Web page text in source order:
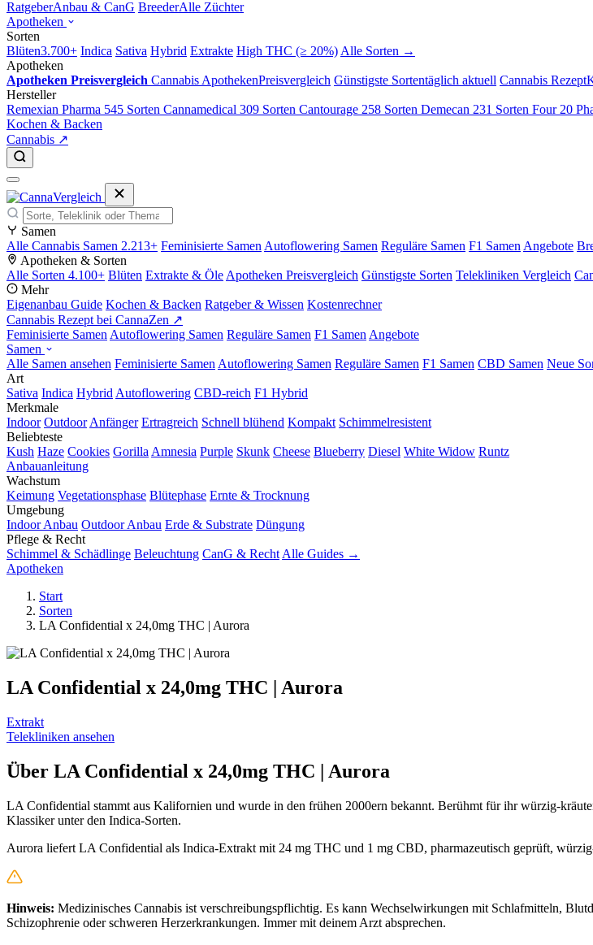
RatgeberAnbau & CanG BreederAlle Züchter
Apotheken
Sorten
Blüten3.700+ Indica Sativa Hybrid Extrakte High THC (≥ 20%) Alle Sorten →
Apotheken
Apotheken Preisvergleich Cannabis ApothekenPreisvergleich Günstigste Sortentäglich aktuell Cannabis Rezept
Hersteller
Remexian Pharma 545 Sorten Cannamedical 309 Sorten Cantourage 258 Sorten Demecan 231 Sorten Four 20
Kochen & Backen
Cannabis ↗
Samen
Alle Cannabis Samen 2.213+ Feminisierte Samen Autoflowering Samen Reguläre Samen F1 Samen Angebote
Apotheken & Sorten
Alle Sorten 4.100+ Blüten Extrakte & Öle Apotheken Preisvergleich Günstigste Sorten Telekliniken Vergleich
Mehr
Eigenanbau Guide Kochen & Backen Ratgeber & Wissen Kostenrechner
Cannabis Rezept bei CannaZen ↗
Feminisierte Samen Autoflowering Samen Reguläre Samen F1 Samen Angebote
Samen
Alle Samen ansehen Feminisierte Samen Autoflowering Samen Reguläre Samen F1 Samen CBD Samen Neue
Art
Sativa Indica Hybrid Autoflowering CBD-reich F1 Hybrid
Merkmale
Indoor Outdoor Anfänger Ertragreich Schnell blühend Kompakt Schimmelresistent
Beliebteste
Kush Haze Cookies Gorilla Amnesia Purple Skunk Cheese Blueberry Diesel White Widow Runtz
Anbauanleitung
Wachstum
Keimung Vegetationsphase Blütephase Ernte & Trocknung
Umgebung
Indoor Anbau Outdoor Anbau Erde & Substrate Düngung
Pflege & Recht
Schimmel & Schädlinge Beleuchtung CanG & Recht Alle Guides →
Apotheken
Start
Sorten
LA Confidential x 24,0mg THC | Aurora
LA Confidential x 24,0mg THC | Aurora
Extrakt
Telekliniken ansehen
Über LA Confidential x 24,0mg THC | Aurora
LA Confidential stammt aus Kalifornien und wurde in den frühen 2000ern bekannt. Berühmt für ihr würzig-
Klassiker unter den Indica-Sorten.
Aurora liefert LA Confidential als Indica-Extrakt mit 24 mg THC und 1 mg CBD, pharmazeutisch geprüft,
Hinweis: Medizinisches Cannabis ist verschreibungspflichtig. Es kann Wechselwirkungen mit Schlafmitteln,
Schizophrenie oder schweren Herzerkrankungen. Immer mit deinem Arzt absprechen.